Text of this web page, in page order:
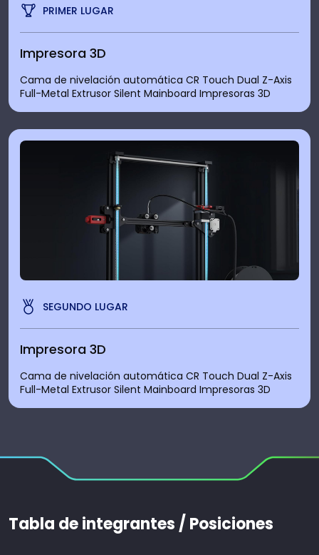
PRIMER LUGAR
Impresora 3D
Cama de nivelación automática CR Touch Dual Z-Axis
Full-Metal Extrusor Silent Mainboard Impresoras 3D
SEGUNDO LUGAR
Impresora 3D
Cama de nivelación automática CR Touch Dual Z-Axis
Full-Metal Extrusor Silent Mainboard Impresoras 3D
Tabla de integrantes / Posiciones